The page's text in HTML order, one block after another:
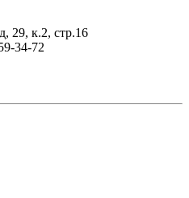
29, к.2, стр.16
34-72